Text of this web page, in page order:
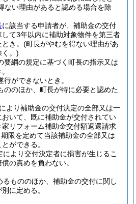
ない理由があると認める場合を除
に該当する申請者が、補助金の交付
て3年以内に補助対象物件を第三者
き。 (町長がやむを得ない理由があ
く。)
要綱の規定に基づく町長の指示又は
ができないとき。
ののほか、町長が特に必要と認めた
より補助金の交付決定の全部又は一
いて、既に補助金が交付されてい
リフォーム補助金交付額返還請求
限を定めて当該補助金の全部又は
ができる。
により交付決定者に損害が生じるこ
の責めを負わない。
るもののほか、補助金の交付に関し
に定める。